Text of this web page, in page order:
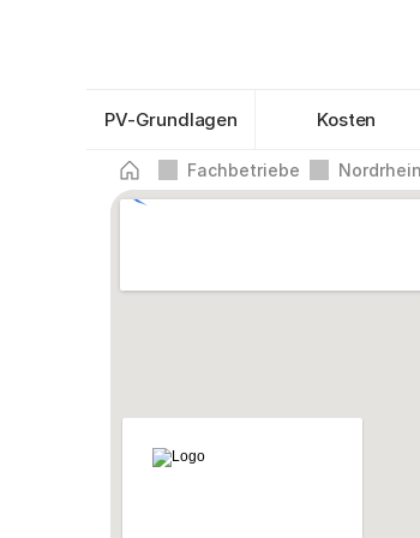
PV-Grundlagen Kosten
Fachbetriebe